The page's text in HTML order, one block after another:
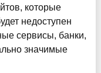
которые
недоступен
сервисы, банки,
значимые